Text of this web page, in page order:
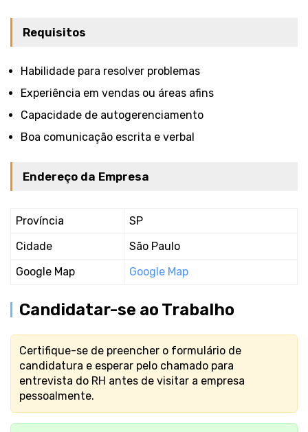
Requisitos
Habilidade para resolver problemas
Experiência em vendas ou áreas afins
Capacidade de autogerenciamento
Boa comunicação escrita e verbal
Endereço da Empresa
Província
SP
Cidade
São Paulo
Google Map
Google Map
Candidatar-se ao Trabalho
Certifique-se de preencher o formulário de
candidatura e esperar pelo chamado para
entrevista do RH antes de visitar a empresa
pessoalmente.